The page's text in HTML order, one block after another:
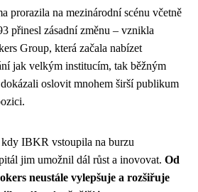
prorazila na mezinárodní scénu včetně
přinesl zásadní změnu – vznikla
Group, která začala nabízet
jak velkým institucím, tak běžným
oslovit mnohem širší publikum
IBKR vstoupila na burzu
jim umožnil dál růst a inovovat. Od
neustále vylepšuje a rozšiřuje